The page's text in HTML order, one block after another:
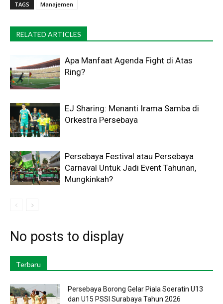
TAGS Manajemen
RELATED ARTICLES
Apa Manfaat Agenda Fight di Atas
Ring?
EJ Sharing: Menanti Irama Samba di
Orkestra Persebaya
Persebaya Festival atau Persebaya
Carnaval Untuk Jadi Event Tahunan,
Mungkinkah?
No posts to display
Terbaru
Persebaya Borong Gelar Piala Soeratin U13
dan U15 PSSI Surabaya Tahun 2026